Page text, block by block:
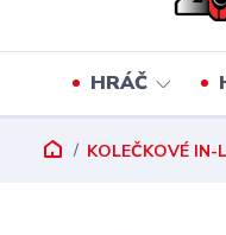
HRÁČ
KOLEČKOVÉ IN-